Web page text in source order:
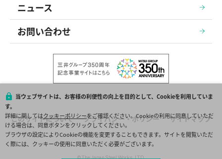
ニュース
お問い合わせ
このサイトについて プライバシー・ポリシー サイトマップ
© The Japan Steel Works, LTD.
当ウェブサイトは、お客様の利便性の向上を目的として、Cookieを利用していま
す。
詳細に関してはクッキーポリシーをご確認ください。Cookieの利用に同意していただ
ける場合は、同意ボタンをクリックしてください。
ブラウザの設定によりCookieの機能を変更することもできます。サイトを閲覧いただ
く際には、クッキーの使用に同意いただく必要がございます。